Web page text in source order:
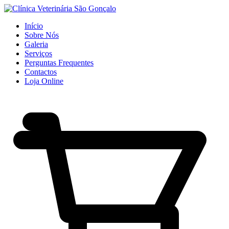
Início
Sobre Nós
Galeria
Serviços
Perguntas Frequentes
Contactos
Loja Online